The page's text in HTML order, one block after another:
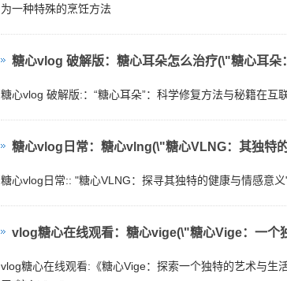
为一种特殊的烹饪方法
糖心vlog 破解版：糖心耳朵怎么治疗(\"糖心耳朵
糖心vlog 破解版:：“糖心耳朵”：科学修复方法与秘籍在
糖心vlog日常：糖心vlng(\"糖心VLNG：其独特
糖心vlog日常:: "糖心VLNG：探寻其独特的健康与情感意
vlog糖心在线观看：糖心vige(\"糖心Vige：一个
vlog糖心在线观看:《糖心Vige：探索一个独特的艺术与生